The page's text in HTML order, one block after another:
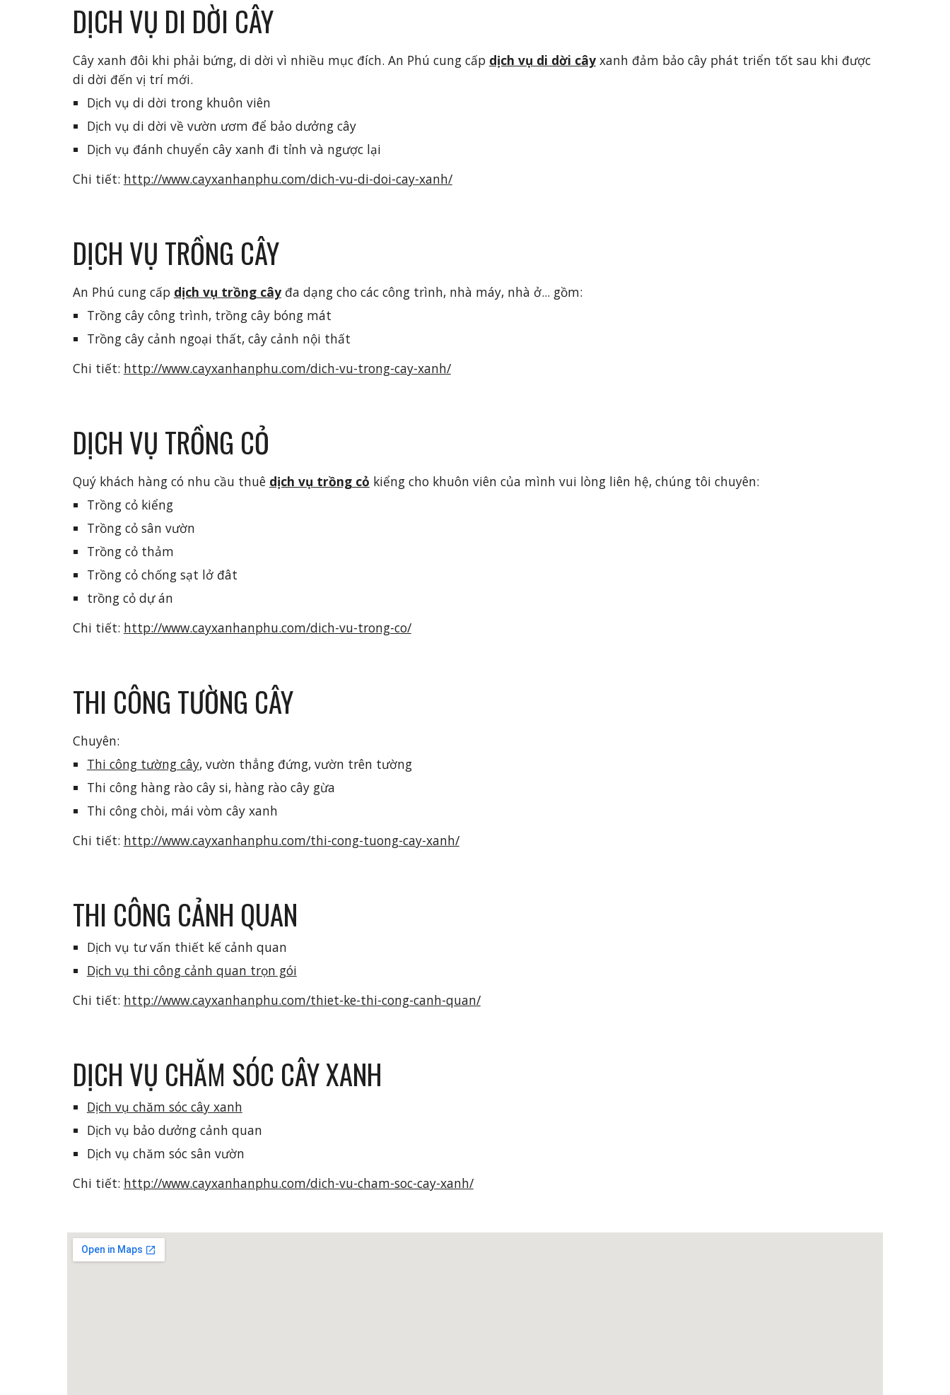
DỊCH VỤ DI DỜI CÂY
Cây xanh đôi khi phải bứng, di dời vì nhiều mục đích. An Phú cung cấp dịch vụ di dời cây xanh đảm bảo cây phát triển tốt sau khi được
di dời đến vị trí mới.
Dịch vụ di dời trong khuôn viên
Dịch vụ di dời về vườn ươm để bảo dưởng cây
Dịch vụ đánh chuyển cây xanh đi tỉnh và ngược lại
Chi tiết: http://www.cayxanhanphu.com/dich-vu-di-doi-cay-xanh/
DỊCH VỤ TRỒNG CÂY
An Phú cung cấp dịch vụ trồng cây đa dạng cho các công trình, nhà máy, nhà ở... gồm:
Trồng cây công trình, trồng cây bóng mát
Trồng cây cảnh ngoại thất, cây cảnh nội thất
Chi tiết: http://www.cayxanhanphu.com/dich-vu-trong-cay-xanh/
DỊCH VỤ TRỒNG CỎ
Quý khách hàng có nhu cầu thuê dịch vụ trồng cỏ kiểng cho khuôn viên của mình vui lòng liên hệ, chúng tôi chuyên:
Trồng cỏ kiểng
Trồng cỏ sân vườn
Trồng cỏ thảm
Trồng cỏ chống sạt lở đât
trồng cỏ dự án
Chi tiết: http://www.cayxanhanphu.com/dich-vu-trong-co/
THI CÔNG TƯỜNG CÂY
Chuyên:
Thi công tường cây, vườn thẳng đứng, vườn trên tường
Thi công hàng rào cây si, hàng rào cây gừa
Thi công chòi, mái vòm cây xanh
Chi tiết: http://www.cayxanhanphu.com/thi-cong-tuong-cay-xanh/
THI CÔNG CẢNH QUAN
Dịch vụ tư vấn thiết kế cảnh quan
Dịch vụ thi công cảnh quan trọn gói
Chi tiết: http://www.cayxanhanphu.com/thiet-ke-thi-cong-canh-quan/
DỊCH VỤ CHĂM SÓC CÂY XANH
Dịch vụ chăm sóc cây xanh
Dịch vụ bảo dưởng cảnh quan
Dịch vụ chăm sóc sân vườn
Chi tiết: http://www.cayxanhanphu.com/dich-vu-cham-soc-cay-xanh/